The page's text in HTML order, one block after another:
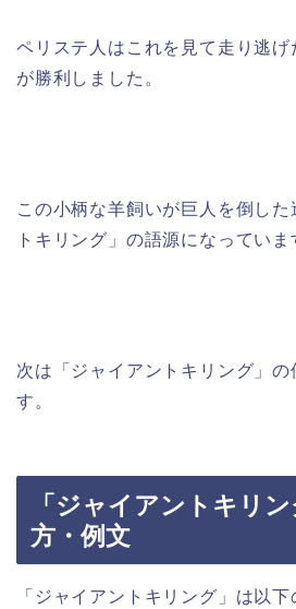
ペリステ人はこれを見て走り逃げ
が勝利しました。
この小柄な羊飼いが巨人を倒し
トキリング」の語源になっていま
次は「ジャイアントキリング」の
す。
「ジャイアントキリ
方・例文
「ジャイアントキリング」は以